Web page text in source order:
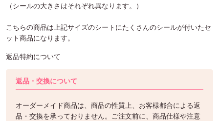
（シールの大きさはそれぞれ異なります。）
こちらの商品は上記サイズのシートにたくさんのシールが付いたセ
ット商品になります。
返品特約について
返品・交換について
オーダーメイド商品は、商品の性質上、お客様都合による返
品・交換を承っておりません。ご注文前に、商品仕様や注意